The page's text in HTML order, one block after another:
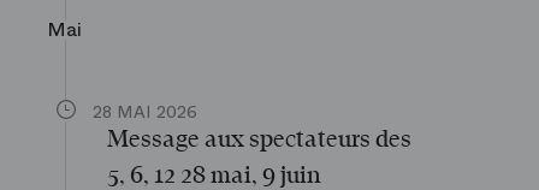
Mai
28 MAI 2026
Message aux spectateurs des
5, 6, 12 28 mai, 9 juin